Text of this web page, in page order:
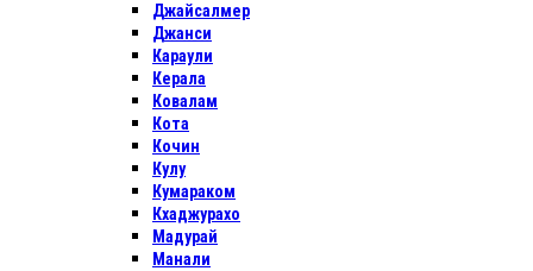
Джайсалмер
Джанси
Караули
Керала
Ковалам
Кота
Кочин
Кулу
Кумараком
Кхаджурахо
Мадурай
Манали